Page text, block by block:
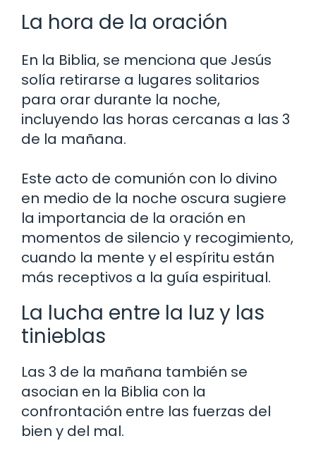
La hora de la oración
En la Biblia, se menciona que Jesús
solía retirarse a lugares solitarios
para orar durante la noche,
incluyendo las horas cercanas a las 3
de la mañana.
Este acto de comunión con lo divino
en medio de la noche oscura sugiere
la importancia de la oración en
momentos de silencio y recogimiento,
cuando la mente y el espíritu están
más receptivos a la guía espiritual.
La lucha entre la luz y las
tinieblas
Las 3 de la mañana también se
asocian en la Biblia con la
confrontación entre las fuerzas del
bien y del mal.